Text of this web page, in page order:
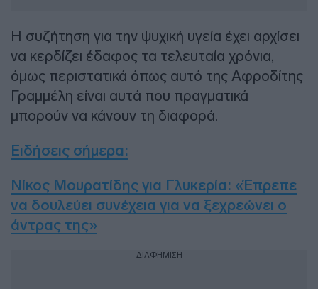
Η συζήτηση για την ψυχική υγεία έχει αρχίσει
να κερδίζει έδαφος τα τελευταία χρόνια,
όμως περιστατικά όπως αυτό της Αφροδίτης
Γραμμέλη είναι αυτά που πραγματικά
μπορούν να κάνουν τη διαφορά.
Ειδήσεις σήμερα:
Νίκος Μουρατίδης για Γλυκερία: «Έπρεπε
να δουλεύει συνέχεια για να ξεχρεώνει ο
άντρας της»
ΔΙΑΦΗΜΙΣΗ